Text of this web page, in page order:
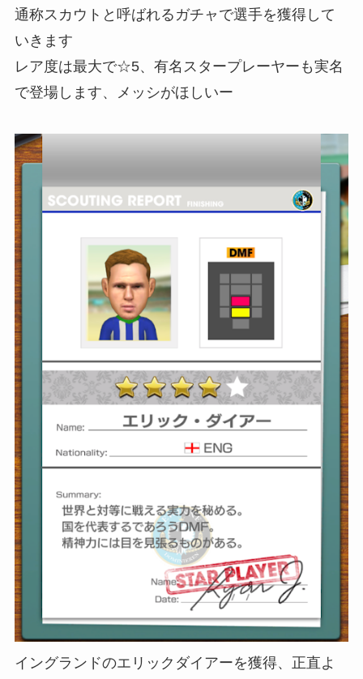
通称スカウトと呼ばれるガチャで選手を獲得して
いきます
レア度は最大で☆5、有名スタープレーヤーも実名
で登場します、メッシがほしいー
イングランドのエリックダイアーを獲得、正直よ